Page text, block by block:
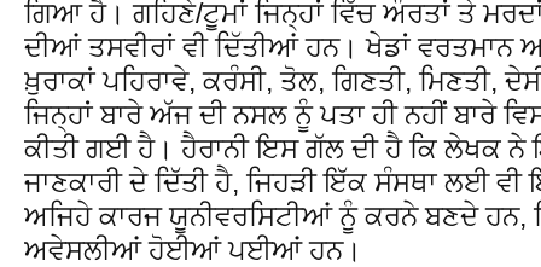
ਗਿਆ ਹੈ। ਗਹਿਣੇ/ਟੂਮਾਂ ਜਿਨ੍ਹਾਂ ਵਿੱਚ ਔਰਤਾਂ ਤੇ
ਦੀਆਂ ਤਸਵੀਰਾਂ ਵੀ ਦਿੱਤੀਆਂ ਹਨ। ਖੇਡਾਂ
ਖ਼ੁਰਾਕਾਂ ਪਹਿਰਾਵੇ, ਕਰੰਸੀ, ਤੋਲ, ਗਿਣਤੀ, ਮਿਣਤੀ,
ਜਿਨ੍ਹਾਂ ਬਾਰੇ ਅੱਜ ਦੀ ਨਸਲ ਨੂੰ ਪਤਾ ਹੀ ਨਹੀਂ ਬਾਰੇ
ਕੀਤੀ ਗਈ ਹੈ। ਹੈਰਾਨੀ ਇਸ ਗੱਲ ਦੀ ਹੈ ਕਿ ਲੇਖਕ ਨੇ
ਜਾਣਕਾਰੀ ਦੇ ਦਿੱਤੀ ਹੈ, ਜਿਹੜੀ ਇੱਕ ਸੰਸਥਾ ਲਈ
ਅਜਿਹੇ ਕਾਰਜ ਯੂਨੀਵਰਸਿਟੀਆਂ ਨੂੰ ਕਰਨੇ ਬਣਦੇ ਹਨ,
ਅਵੇਸਲੀਆਂ ਹੋਈਆਂ ਪਈਆਂ ਹਨ।